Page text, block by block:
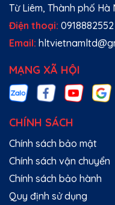
Từ Liêm, Thành phố Hà
Điện thoại: 0918882552
Email:
MẠNG XÃ HỘI
CHÍNH SÁCH
Chính sách bảo mật
Chính sách vận chuyển
Chính sách bảo hành
Quy định sử dụng